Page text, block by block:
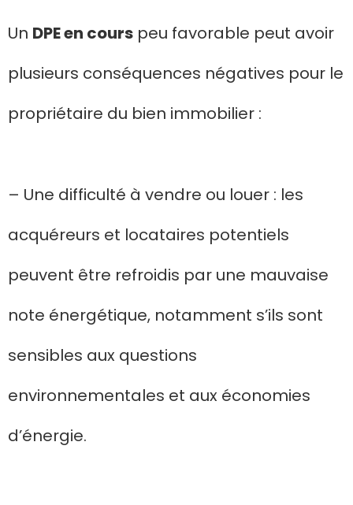
Un DPE en cours peu favorable peut avoir
plusieurs conséquences négatives pour le
propriétaire du bien immobilier :
– Une difficulté à vendre ou louer : les
acquéreurs et locataires potentiels
peuvent être refroidis par une mauvaise
note énergétique, notamment s’ils sont
sensibles aux questions
environnementales et aux économies
d’énergie.